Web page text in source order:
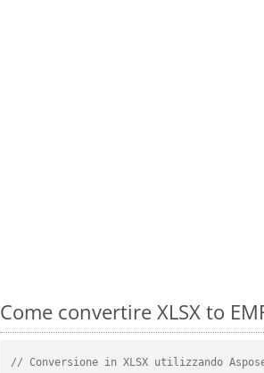
Come convertire XLSX to
// Conversione in XLSX utilizzando